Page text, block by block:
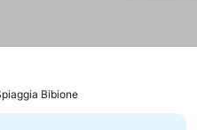
bekijken
Bibione